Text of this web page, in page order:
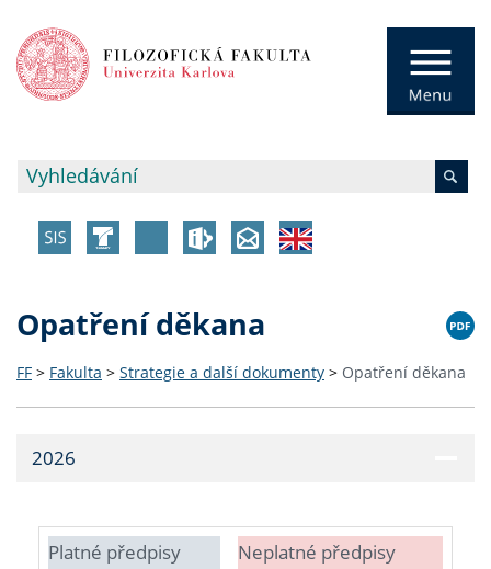
Opatření děkana
FF > Fakulta > Strategie a další dokumenty > Opatření děkana
2026
Platné předpisy Neplatné předpisy